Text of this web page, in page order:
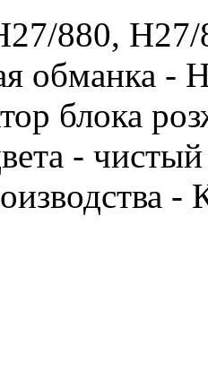
880,
обманка -
блока
-
-